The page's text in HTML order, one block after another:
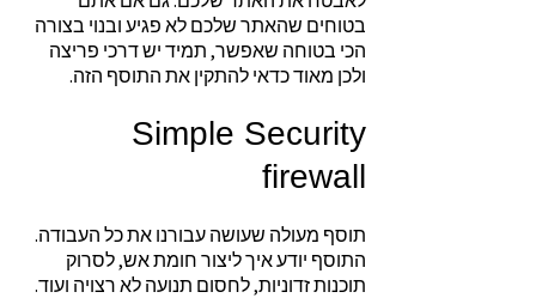
בטוחים שהאתר שלכם לא פגיע ובנוי בצורה
הכי בטוחה שאפשר, תמיד יש דרכי פריצה
ולכן מאוד כדאי להתקין את התוסף הזה.
Simple Security
firewall
תוסף מעולה שעושה עבורנו את כל העבודה.
התוסף יודע איך ליצור חומת אש, לסרוק
תוכנות זדוניות, לחסום תנועה לא רצויה ועוד.